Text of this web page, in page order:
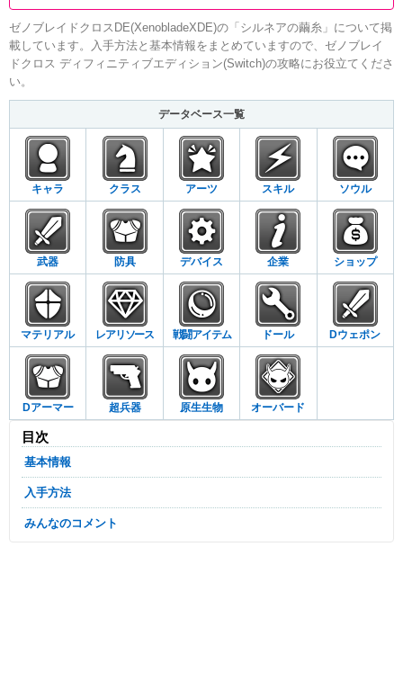
ゼノブレイドクロスDE(XenobladeXDE)の「シルネアの繭糸」について掲
載しています。入手方法と基本情報をまとめていますので、ゼノブレイ
ドクロス ディフィニティブエディション(Switch)の攻略にお役立てくださ
い。
データベース一覧
キャラ クラス アーツ スキル ソウル
武器 防具 デバイス 企業 ショップ
マテリアル レアリソース 戦闘アイテム ドール Dウェポン
Dアーマー 超兵器 原生生物 オーバード
目次
基本情報
入手方法
みんなのコメント